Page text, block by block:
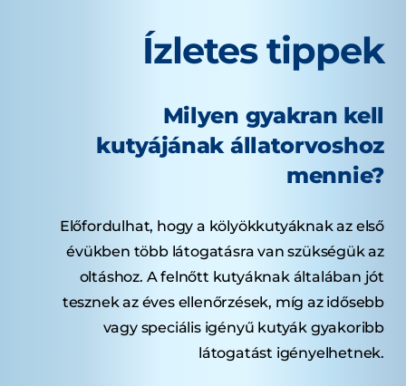
Ízletes tippek
Milyen gyakran kell
kutyájának állatorvoshoz
mennie?
Előfordulhat, hogy a kölyökkutyáknak az első
évükben több látogatásra van szükségük az
oltáshoz. A felnőtt kutyáknak általában jót
tesznek az éves ellenőrzések, míg az idősebb
vagy speciális igényű kutyák gyakoribb
látogatást igényelhetnek.